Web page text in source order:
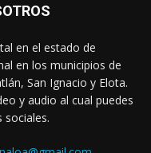
en el estado de
en los municipios de
San Ignacio y Elota.
y audio al cual puedes
sociales.